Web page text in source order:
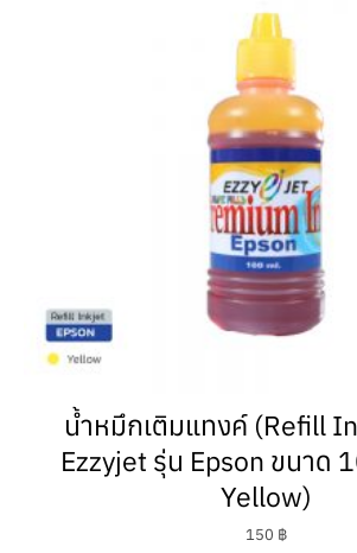
น้ำหมึกเติมแทงค์ (Refill
Ezzyjet รุ่น Epson ขนาด
Yellow)
150 ฿